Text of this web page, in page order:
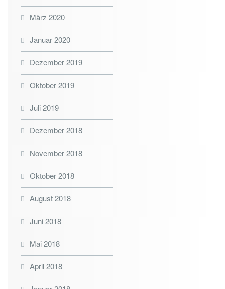
März 2020
Januar 2020
Dezember 2019
Oktober 2019
Juli 2019
Dezember 2018
November 2018
Oktober 2018
August 2018
Juni 2018
Mai 2018
April 2018